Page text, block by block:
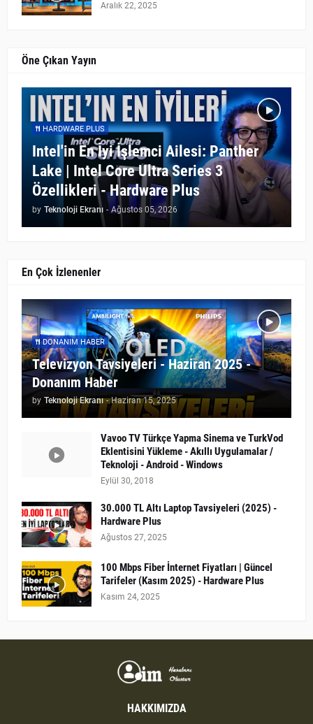
Aralık 22, 2025
Öne Çıkan Yayın
HARDWARE PLUS
Intel'in En İyi İşlemci Ailesi: Panther
Lake | Intel Core Ultra Series 3
Özellikleri - Hardware Plus
by Teknoloji Ekranı - Ağustos 05, 2026
En Çok İzlenenler
DONANIM HABER
Televizyon Tavsiyeleri - Haziran 2025 -
Donanım Haber
by Teknoloji Ekranı - Haziran 15, 2025
Vavoo TV Türkçe Yapma Sinema ve TurkVod
Eklentisini Yükleme - Akıllı Uygulamalar /
Teknoloji - Android - Windows
Eylül 30, 2018
30.000 TL Altı Laptop Tavsiyeleri (2025) -
Hardware Plus
Ağustos 27, 2025
100 Mbps Fiber İnternet Fiyatları | Güncel
Tarifeler (Kasım 2025) - Hardware Plus
Kasım 24, 2025
HAKKIMIZDA